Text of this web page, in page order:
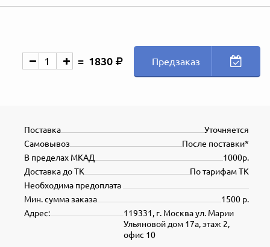
1830 Предзаказ
Уточняется
Поставка
После поставки*
Самовывоз
1000р.
В пределах МКАД
По тарифам ТК
Доставка до ТК
Необходима предоплата
1500 р.
Мин. сумма заказа
119331, г. Москва ул. Марии
Ульяновой дом 17а, этаж 2,
офис 10
Адрес: